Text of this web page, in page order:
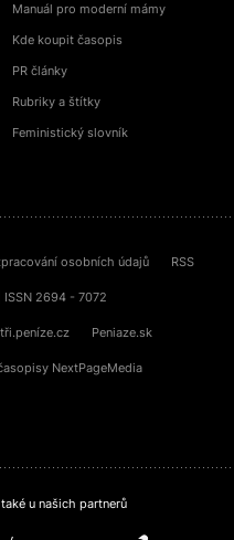
Manuál pro moderní mámy
Kde koupit časopis
PR články
Rubriky a štítky
Feministický slovník
osobních údajů RSS
2694 - 7072
Peniaze.sk
NextPageMedia
u našich partnerů